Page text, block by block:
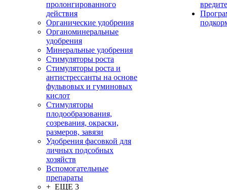
пролонгированного
действия
Органические удобрения
Органоминеральные
удобрения
Минеральные удобрения
Стимуляторы роста
Стимуляторы роста и
антистрессанты на основе
фульвовых и гуминовых
кислот
Стимуляторы
плодообразования,
созревания, окраски,
размеров, завязи
Удобрения фасовкой для
личных подсобных
хозяйств
Вспомогательные
препараты
+ ЕЩЕ 3